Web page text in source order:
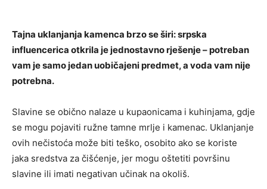
Tajna uklanjanja kamenca brzo se širi: srpska
influencerica otkrila je jednostavno rješenje – potreban
vam je samo jedan uobičajeni predmet, a voda vam nije
potrebna.
Slavine se obično nalaze u kupaonicama i kuhinjama, gdje
se mogu pojaviti ružne tamne mrlje i kamenac. Uklanjanje
ovih nečistoća može biti teško, osobito ako se koriste
jaka sredstva za čišćenje, jer mogu oštetiti površinu
slavine ili imati negativan učinak na okoliš.